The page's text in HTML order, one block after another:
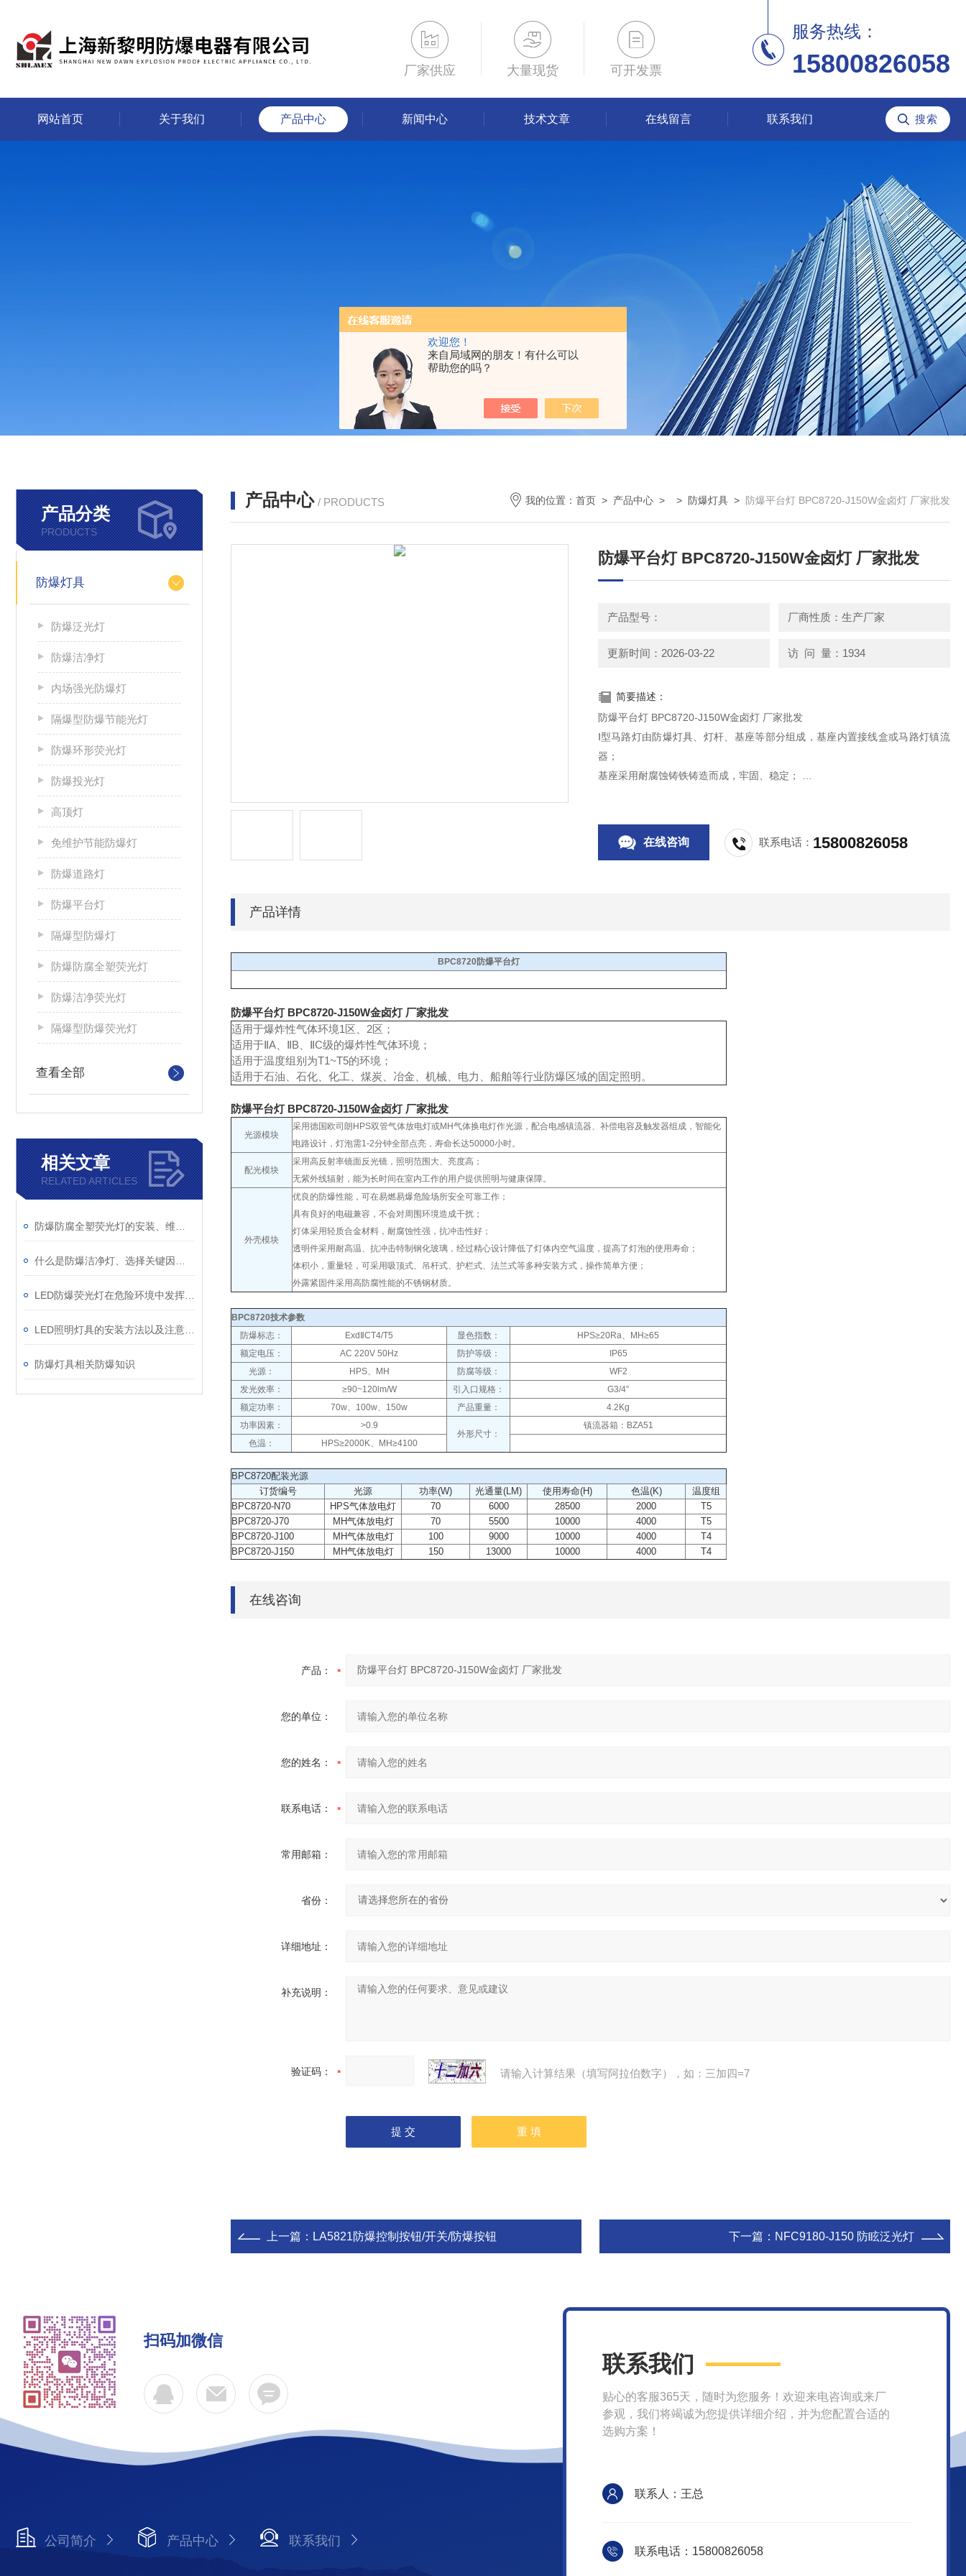
欢迎您！
来自局域网的朋友！有什么可以
帮助您的吗？
厂家供应 大量现货 可开发票
服务热线：
15800826058
网站首页 关于我们 产品中心 新闻中心 技术文章 在线留言 联系我们
产品分类
PRODUCTS
防爆灯具
防爆泛光灯
防爆洁净灯
内场强光防爆灯
隔爆型防爆节能光灯
防爆环形荧光灯
防爆投光灯
高顶灯
免维护节能防爆灯
防爆道路灯
防爆平台灯
隔爆型防爆灯
防爆防腐全塑荧光灯
防爆洁净荧光灯
隔爆型防爆荧光灯
查看全部
相关文章
RELATED ARTICLES
防爆灯具相关防爆知识
产品中心 / PRODUCTS 我的位置： 首页 > 产品中心 > > 防爆灯具 > 防爆平台灯 BPC8720-J150W金卤灯 厂家批发
防爆平台灯 BPC8720-J150W金卤灯 厂家批发
产品型号： 厂商性质：生产厂家
更新时间：2026-03-22 访 问 量：1934
简要描述：
防爆平台灯 BPC8720-J150W金卤灯 厂家批发
Ⅰ型马路灯由防爆灯具、灯杆、基座等部分组成，基座内置接线盒或马路灯镇流
器；
基座采用耐腐蚀铸铁铸造而成，牢固、稳定；
在线咨询 联系电话： 15800826058
产品详情
BPC8720防爆平台灯
防爆平台灯 BPC8720-J150W金卤灯 厂家批发
适用于爆炸性气体环境1区、2区；
适用于ⅡA、ⅡB、ⅡC级的爆炸性气体环境；
适用于温度组别为T1~T5的环境；
适用于石油、石化、化工、煤炭、冶金、机械、电力、船舶等行业防爆区域的固定照明。
防爆平台灯 BPC8720-J150W金卤灯 厂家批发
光源模块
采用德国欧司朗HPS双管气体放电灯或MH气体换电灯作光源，配合电感镇流器、补偿电容及触发器组成，智能化
电路设计，灯泡需1-2分钟全部点亮，寿命长达50000小时。
配光模块
采用高反射率镜面反光镜，照明范围大、亮度高；
无紫外线辐射，能为长时间在室内工作的用户提供照明与健康保障。
外壳模块
优良的防爆性能，可在易燃易爆危险场所安全可靠工作；
具有良好的电磁兼容，不会对周围环境造成干扰；
灯体采用轻质合金材料，耐腐蚀性强，抗冲击性好；
透明件采用耐高温、抗冲击特制钢化玻璃，经过精心设计降低了灯体内空气温度，提高了灯泡的使用寿命；
体积小，重量轻，可采用吸顶式、吊杆式、护栏式、法兰式等多种安装方式，操作简单方便；
外露紧固件采用高防腐性能的不锈钢材质。
BPC8720技术参数
防爆标志：
ExdⅡCT4/T5 显色指数：
HPS≥20Ra、MH≥65
额定电压：
AC 220V 50Hz 防护等级：
IP65
光源：
HPS、MH 防腐等级：
WF2
发光效率：
≥90~120lm/W 引入口规格：
G3/4”
额定功率：
70w、100w、150w 产品重量：
4.2Kg
功率因素：
>0.9
外形尺寸：
镇流器箱：BZA51
色温：
HPS≥2000K、MH≥4100
BPC8720配装光源
订货编号
光源 功率(W) 光通量(LM) 使用寿命(H) 色温(K)
温度组
BPC8720-N70
HPS气体放电灯 70 6000 28500 2000
T5
BPC8720-J70
MH气体放电灯 70 5500 10000 4000
T5
BPC8720-J100
MH气体放电灯 100 9000 10000 4000
T4
BPC8720-J150
MH气体放电灯 150 13000 10000 4000 T4
在线咨询
产品：
您的单位：
您的姓名：
联系电话：
常用邮箱：
省份：
详细地址：
补充说明：
验证码： 请输入计算结果（填写阿拉伯数字），如：三加四=7
上一篇： LA5821防爆控制按钮/开关/防爆按钮 下一篇： NFC9180-J150 防眩泛光灯
扫码加微信
公司简介 产品中心 联系我们
联系我们
贴心的客服365天，随时为您服务！欢迎来电咨询或来厂
参观，我们将竭诚为您提供详细介绍，并为您配置合适的
选购方案！
联系人：王总
联系电话：15800826058